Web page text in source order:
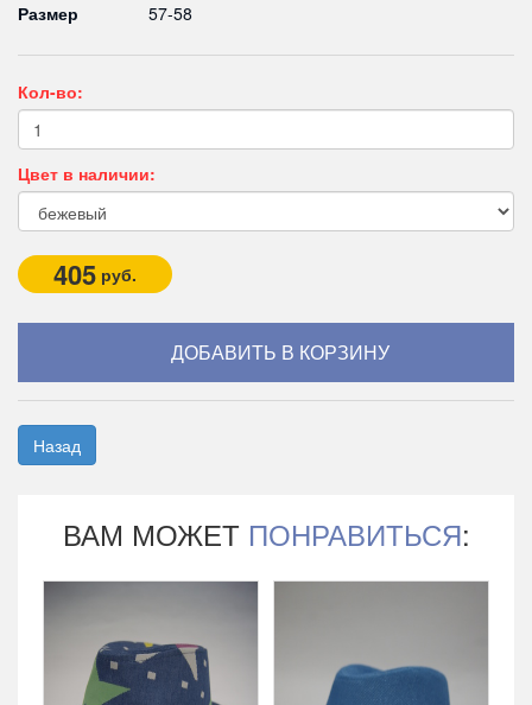
Размер
57-58
Кол-во:
Цвет в наличии:
405 руб.
Назад
ВАМ МОЖЕТ ПОНРАВИТЬСЯ: